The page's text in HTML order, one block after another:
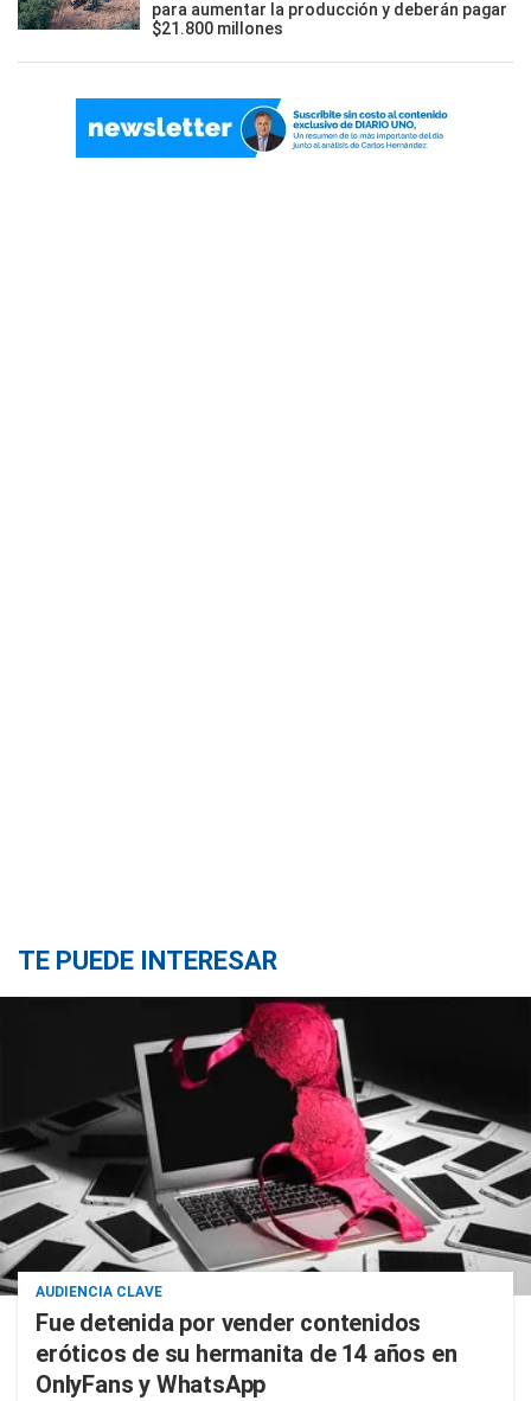
para aumentar la producción y deberán pagar
$21.800 millones
TE PUEDE INTERESAR
AUDIENCIA CLAVE
Fue detenida por vender contenidos
eróticos de su hermanita de 14 años en
OnlyFans y WhatsApp